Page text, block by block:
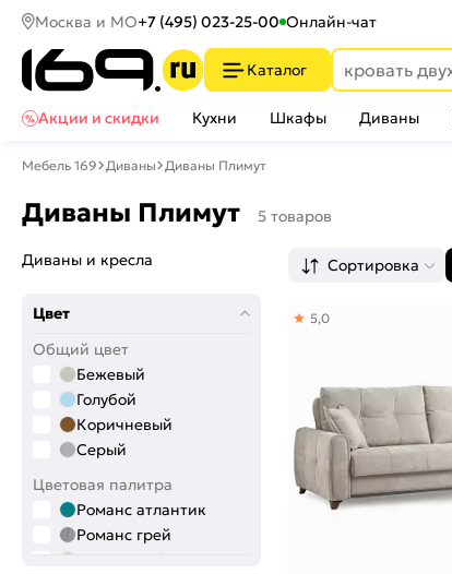
Москва и МО+7 (495) 023-25-00 Онлайн-чат
Каталог
Акции и скидки
Кухни Шкафы Диваны
Мебель 169 Диваны Диваны Плимут
Диваны Плимут 5 товаров
Диваны и кресла
Цвет
Общий цвет
Бежевый
Голубой
Коричневый
Серый
Цветовая палитра
Романс атлантик
Романс грей
Романс пебл
Сортировка
5,0